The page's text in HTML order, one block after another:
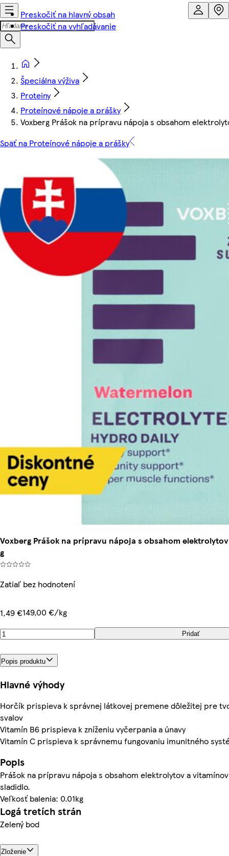
Preskočiť na hlavný obsah
Preskočiť na vyhľadávanie
Špeciálna výživa
Proteiny
Proteínové nápoje a prášky
Voxberg Prášok na prípravu nápoja s obsahom
Späť na Proteínové nápoje a prášky
Voxberg Prášok na prípravu nápoja s obsahom
g
Zatiaľ bez hodnotení
1,49 €149,00 €/kg
Pridať
Popis produktu
Hlavné výhody
Horčík prispieva k správnej látkovej premene dôležitej pre
svalov
Vitamín B6 prispieva k zníženiu vyčerpania a únavy
Vitamín C prispieva k správnemu fungovaniu imunitného
Popis
Prášok na prípravu nápoja s obsahom elektrolytov a
sladidlo.
Veľkosť balenia: 0.01kg
Logá tretích strán
Zelený bod
Zloženie